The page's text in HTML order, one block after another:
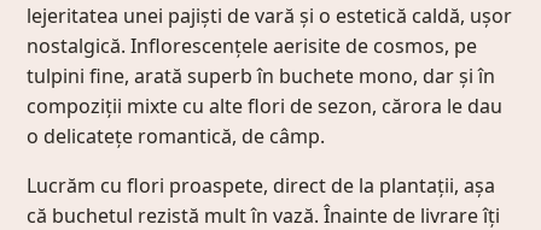
lejeritatea unei pajiști de vară și o estetică caldă, ușor
nostalgică. Inflorescențele aerisite de cosmos, pe
tulpini fine, arată superb în buchete mono, dar și în
compoziții mixte cu alte flori de sezon, cărora le dau
o delicatețe romantică, de câmp.
Lucrăm cu flori proaspete, direct de la plantații, așa
că buchetul rezistă mult în vază. Înainte de livrare îți